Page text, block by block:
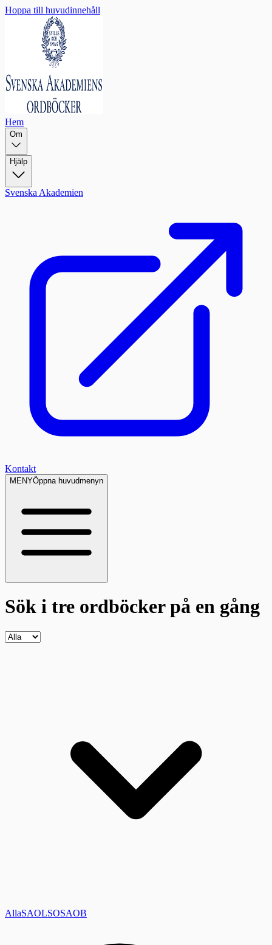
Hoppa till huvudinnehåll
Hem
Om
Hjälp
Svenska Akademien
Kontakt
MENYÖppna huvudmenyn
Sök i tre ordböckerpå en gång
AllaSAOLSOSAOB